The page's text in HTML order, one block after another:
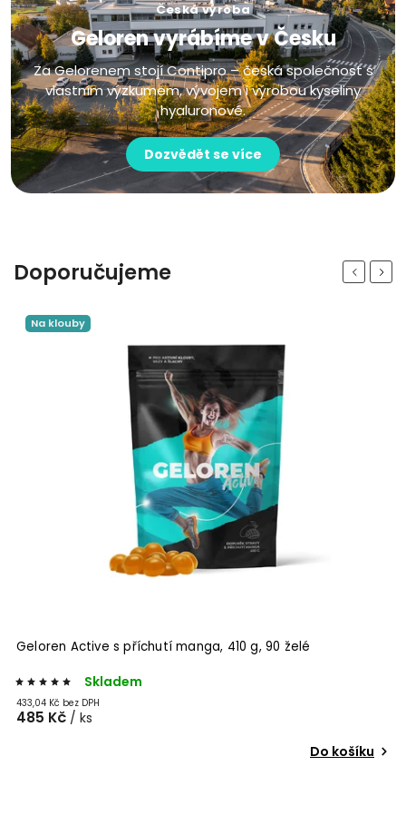
Česká výroba
Geloren vyrábíme v Česku
Za Gelorenem stojí Contipro – česká společnost s
vlastním výzkumem, vývojem i výrobou kyseliny
hyaluronové.
Dozvědět se více
Doporučujeme Previous
Pro psy
Geloren DOG L-XL kloubní výživa pro velké psy, 420 g,
Skladem
471,43 Kč bez DPH
528 Kč
Do
Next